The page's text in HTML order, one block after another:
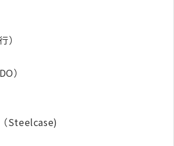
）
）
Steelcase)